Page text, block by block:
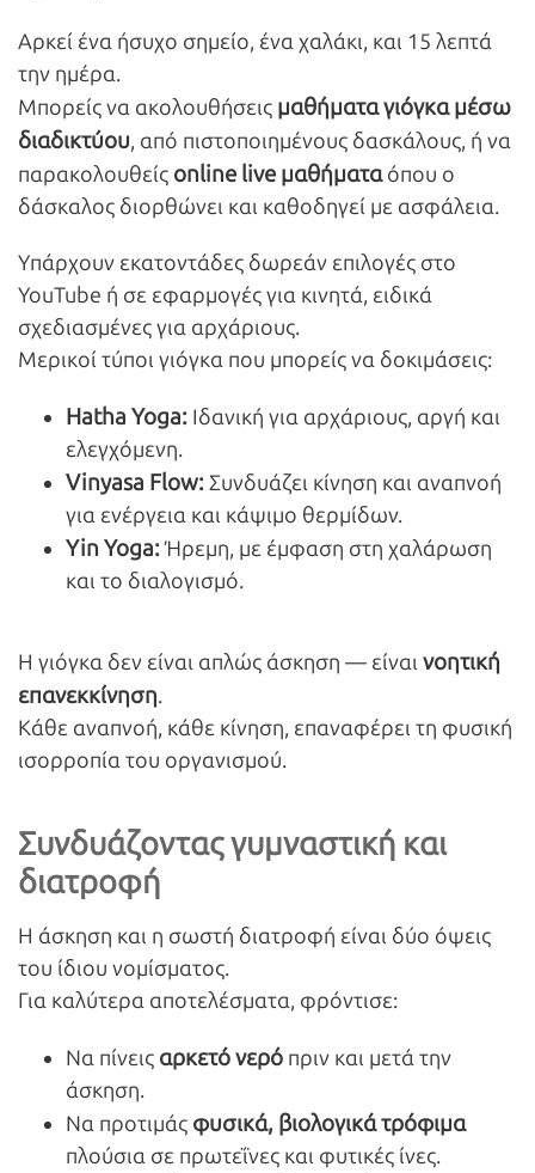
Αρκεί ένα ήσυχο σημείο, ένα χαλάκι, και 15 λεπτά
την ημέρα.
Μπορείς να ακολουθήσεις μαθήματα γιόγκα μέσω
διαδικτύου, από πιστοποιημένους δασκάλους, ή να
παρακολουθείς online live μαθήματαόπου ο
δάσκαλος διορθώνει και καθοδηγεί με ασφάλεια.
Υπάρχουν εκατοντάδες δωρεάν επιλογές στο
YouTube ή σε εφαρμογές για κινητά, ειδικά
σχεδιασμένες για αρχάριους.
Μερικοί τύποι γιόγκα που μπορείς να δοκιμάσεις:
Hatha Yoga: Ιδανική για αρχάριους, αργή και
ελεγχόμενη.
Vinyasa Flow:Συνδυάζει κίνηση και αναπνοή
για ενέργεια και κάψιμο θερμίδων.
Yin Yoga:Ήρεμη, με έμφαση στη χαλάρωση
και το διαλογισμό.
Η γιόγκα δεν είναι απλώς άσκηση — είναι νοητική
επανεκκίνηση.
Κάθε αναπνοή, κάθε κίνηση, επαναφέρει τη φυσική
ισορροπία του οργανισμού.
Συνδυάζοντας γυμναστική και
διατροφή
Η άσκηση και η σωστή διατροφή είναι δύο όψεις
του ίδιου νομίσματος.
Για καλύτερα αποτελέσματα, φρόντισε:
Να πίνεις αρκετό νερό πριν και μετά την
άσκηση.
Να προτιμάς φυσικά, βιολογικά τρόφιμα
πλούσια σε πρωτεΐνες και φυτικές ίνες.